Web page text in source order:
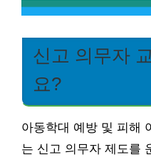
신고 의무자
요?
아동학대 예방 및 피해
는 신고 의무자 제도를